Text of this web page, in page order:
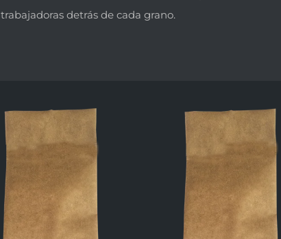
trabajadoras detrás de cada grano.